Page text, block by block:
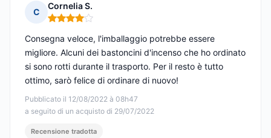
C
Cornelia S.
Nota: 4 su 5
Pubblicato il 12/08/2022 à 08h47
a seguito di un acquisto di 29/07/2022
Consegna veloce, l'imballaggio potrebbe essere
migliore. Alcuni dei bastoncini d'incenso che ho ordinato
si sono rotti durante il trasporto. Per il resto è tutto
ottimo, sarò felice di ordinare di nuovo!
Recensione tradotta